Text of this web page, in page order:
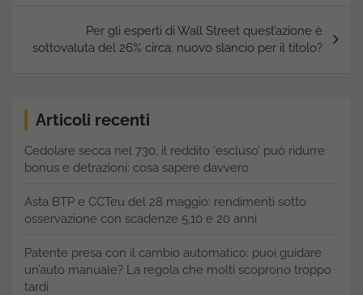
Per gli esperti di Wall Street quest’azione è
sottovaluta del 26% circa: nuovo slancio per il titolo?
Articoli recenti
Cedolare secca nel 730, il reddito ‘escluso’ può ridurre
bonus e detrazioni: cosa sapere davvero
Asta BTP e CCTeu del 28 maggio: rendimenti sotto
osservazione con scadenze 5,10 e 20 anni
Patente presa con il cambio automatico: puoi guidare
un’auto manuale? La regola che molti scoprono troppo
tardi